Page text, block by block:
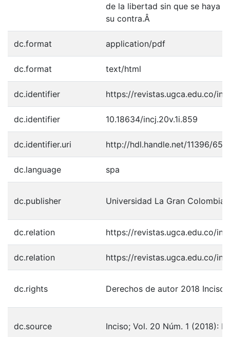
de la libertad sin que se haya
su contra.Â
dc.format application/pdf
dc.format text/html
dc.identifier https://revistas.ugca.edu.co/
dc.identifier 10.18634/incj.20v.1i.859
dc.identifier.uri http://hdl.handle.net/11396/
dc.language spa
dc.publisher Universidad La Gran Colombia
dc.relation https://revistas.ugca.edu.co/
dc.relation https://revistas.ugca.edu.co/
dc.rights Derechos de autor 2018 Inciso
dc.source Inciso; Vol. 20 Núm. 1 (2018):